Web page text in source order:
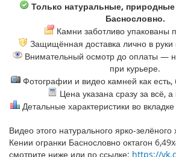
Только натуральные, природные
Баснословно.
Камни заботливо упакованы
Защищённая доставка лично в
Внимательный осмотр до оплаты —
при курьере.
Фотографии и видео камней как есть,
Цена указана сразу за всё, а
Детальные характеристики во
Видео этого натурального ярко-
Кении огранки Баснословно октагон
смотрите ниже или по ссылке: https://